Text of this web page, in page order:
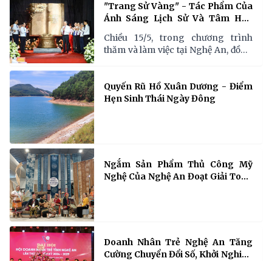
tham dự của hơn 200 học viên là
cán bộ văn hóa, lãnh đạo địa
phương, nghệ nhân và người thực
hành di sản trên địa bàn.
"Trang Sử Vàng" - Tác Phẩm Của
Ánh Sáng Lịch Sử Và Tâm Hồn
Dân Tộc !
Chiều 15/5, trong chương trình
thăm và làm việc tại Nghệ An, đồng
“Việt Nam - những trang sử vàng”
cho Khu Di tích Quốc gia đặc biệt
Quyến Rũ Hồ Xuân Dương - Điểm
Hẹn Sinh Thái Ngày Đông
Ngắm Sản Phẩm Thủ Công Mỹ
Nghệ Của Nghệ An Đoạt Giải Toàn
Doanh Nhân Trẻ Nghệ An Tăng
Cường Chuyển Đổi Số, Khởi Nghiệp